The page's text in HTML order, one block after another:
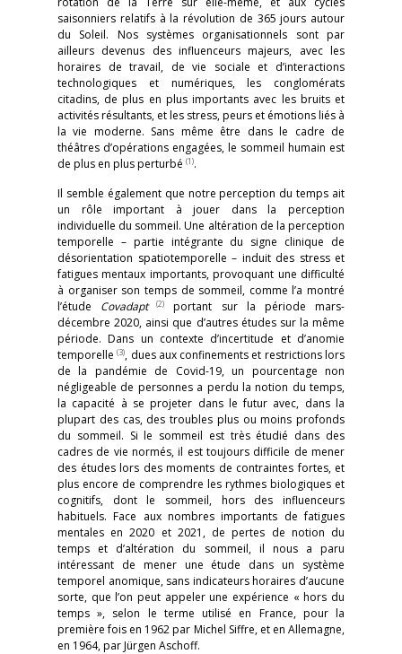
saisonniers relatifs à la révolution de 365 jours autour
du Soleil. Nos systèmes organisationnels sont par
ailleurs devenus des influenceurs majeurs, avec les
horaires de travail, de vie sociale et d’interactions
technologiques et numériques, les conglomérats
citadins, de plus en plus importants avec les bruits et
activités résultants, et les stress, peurs et émotions liés à
la vie moderne. Sans même être dans le cadre de
théâtres d’opérations engagées, le sommeil humain est
de plus en plus perturbé (1).
Il semble également que notre perception du temps ait
un rôle important à jouer dans la perception
individuelle du sommeil. Une altération de la perception
temporelle – partie intégrante du signe clinique de
désorientation spatiotemporelle – induit des stress et
fatigues mentaux importants, provoquant une difficulté
à organiser son temps de sommeil, comme l’a montré
l’étude Covadapt (2)
portant sur la période mars-
décembre 2020, ainsi que d’autres études sur la même
période. Dans un contexte d’incertitude et d’anomie
temporelle(3), dues aux confinements et restrictions lors
de la pandémie de Covid-19, un pourcentage non
négligeable de personnes a perdu la notion du temps,
la capacité à se projeter dans le futur avec, dans la
plupart des cas, des troubles plus ou moins profonds
du sommeil. Si le sommeil est très étudié dans des
cadres de vie normés, il est toujours difficile de mener
des études lors des moments de contraintes fortes, et
plus encore de comprendre les rythmes biologiques et
cognitifs, dont le sommeil, hors des influenceurs
habituels. Face aux nombres importants de fatigues
mentales en 2020 et 2021, de pertes de notion du
temps et d’altération du sommeil, il nous a paru
intéressant de mener une étude dans un système
temporel anomique, sans indicateurs horaires d’aucune
sorte, que l’on peut appeler une expérience « hors du
temps », selon le terme utilisé en France, pour la
première fois en 1962 par Michel Siffre, et en Allemagne,
en 1964, par Jürgen Aschoff.